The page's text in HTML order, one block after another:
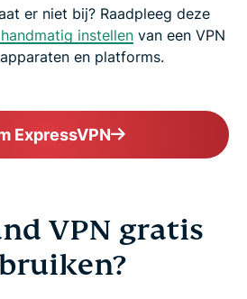
er niet bij? Raadpleeg deze
instellenvan een VPN
en platforms.
ExpressVPN
VPN gratis